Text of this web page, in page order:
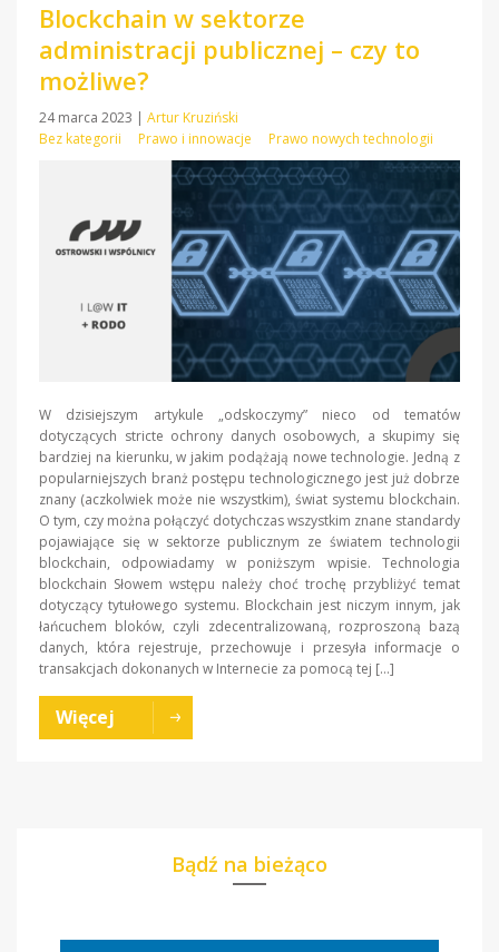
Blockchain w sektorze
administracji publicznej – czy to
możliwe?
24 marca 2023 | Artur Kruziński
Bez kategorii
Prawo i innowacje Prawo nowych technologii
W dzisiejszym artykule „odskoczymy” nieco od tematów
dotyczących stricte ochrony danych osobowych, a skupimy się
bardziej na kierunku, w jakim podążają nowe technologie. Jedną z
popularniejszych branż postępu technologicznego jest już dobrze
znany (aczkolwiek może nie wszystkim), świat systemu blockchain.
O tym, czy można połączyć dotychczas wszystkim znane standardy
pojawiające się w sektorze publicznym ze światem technologii
blockchain, odpowiadamy w poniższym wpisie. Technologia
blockchain Słowem wstępu należy choć trochę przybliżyć temat
dotyczący tytułowego systemu. Blockchain jest niczym innym, jak
łańcuchem bloków, czyli zdecentralizowaną, rozproszoną bazą
danych, która rejestruje, przechowuje i przesyła informacje o
transakcjach dokonanych w Internecie za pomocą tej […]
Więcej
Bądź na bieżąco